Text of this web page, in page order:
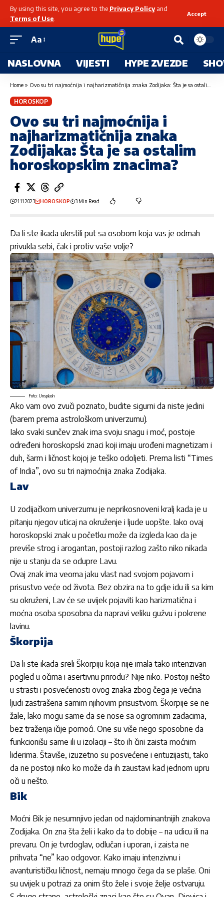
By using this site, you agree to the Privacy Policyand
Terms of Use
Accept
Aa
NASLOVNA VIJESTI HYPE ZVEZDE
Home » Ovo su tri najmoćnija i najharizmatičnija znaka Zodijaka: Šta je sa ostalim horoskopskim znacima?
HOROSKOP
Ovo su tri najmoćnija i
najharizmatičnija znaka
Zodijaka: Šta je sa ostalim
horoskopskim znacima?
21.11.2023 HOROSKOP 3 Min Read
Da li ste ikada ukrstili put sa osobom koja vas je odmah
privukla sebi, čak i protiv vaše volje?
Foto: Unsplash
Ako vam ovo zvuči poznato, budite sigurni da niste jedini
(barem prema astrološkom univerzumu).
Iako svaki sunčev znak ima svoju snagu i moć, postoje
određeni horoskopski znaci koji imaju urođeni magnetizam i
duh, šarm i ličnost kojoj je teško odoljeti. Prema listi “Times
of India”, ovo su tri najmoćnija znaka Zodijaka.
Lav
U zodijačkom univerzumu je neprikosnoveni kralj kada je u
pitanju njegov uticaj na okruženje i ljude uopšte. Iako ovaj
horoskopski znak u početku može da izgleda kao da je
previše strog i arogantan, postoji razlog zašto niko nikada
nije u stanju da se odupre Lavu.
Ovaj znak ima veoma jaku vlast nad svojom pojavom i
prisustvo veće od života. Bez obzira na to gdje idu ili sa kim
su okruženi, Lav će se uvijek pojaviti kao harizmatična i
moćna osoba sposobna da napravi veliku gužvu i pokrene
lavinu.
Škorpija
Da li ste ikada sreli Škorpiju koja nije imala tako intenzivan
pogled u očima i asertivnu prirodu? Nije niko. Postoji nešto
u strasti i posvećenosti ovog znaka zbog čega je većina
ljudi zastrašena samim njihovim prisustvom. Škorpije se ne
žale, lako mogu same da se nose sa ogromnim zadacima,
bez traženja ičije pomoći. One su više nego sposobne da
funkcionišu same ili u izolaciji – što ih čini zaista moćnim
liderima. Štaviše, izuzetno su posvećene i entuzijasti, tako
da ne postoji niko ko može da ih zaustavi kad jednom upru
oči u nešto.
Bik
Moćni Bik je nesumnjivo jedan od najdominantnijih znakova
Zodijaka. On zna šta želi i kako da to dobije – na udicu ili na
prevaru. On je tvrdoglav, odlučan i uporan, i zaista ne
prihvata “ne” kao odgovor. Kako imaju intenzivnu i
avanturističku ličnost, nemaju mnogo čega da se plaše. Oni
su uvijek u potrazi za onim što žele i svoje želje ostvaruju.